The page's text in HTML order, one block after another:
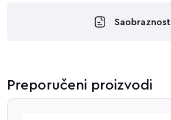
Saobraznost
Preporučeni proizvodi